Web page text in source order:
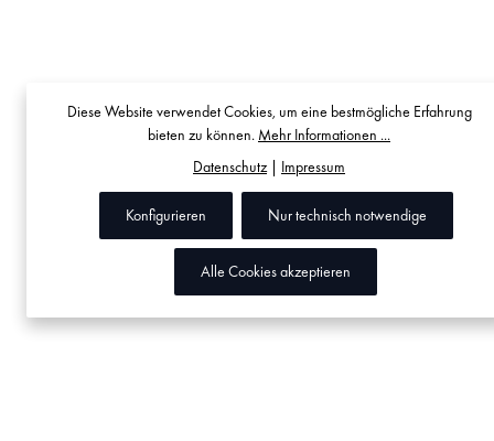
Diese Website verwendet Cookies, um eine bestmögliche Erfahrung
bieten zu können. Mehr Informationen ...
Datenschutz| Impressum
Nur technisch notwendige
Konfigurieren
Alle Cookies akzeptieren